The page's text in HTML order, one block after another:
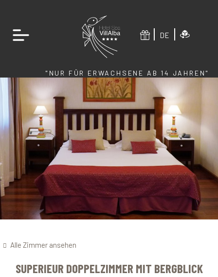
DE
"NUR FÜR ERWACHSENE AB 14 JAHREN"
Alle Zimmer ansehen
SUPERIEUR DOPPELZIMMER MIT BERGBLICK